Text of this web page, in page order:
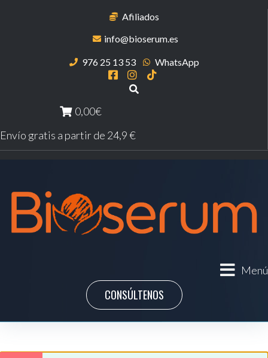
Afiliados
info@bioserum.es
976 25 13 53 WhatsApp
0,00€
Envío gratis a partir de 24,9 €
Menú
CONSÚLTENOS